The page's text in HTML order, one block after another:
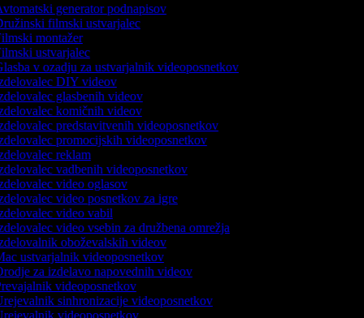
generator podnapisov
filmski ustvarjalec
montažer
ustvarjalec
v ozadju za ustvarjalnik videoposnetkov
DIY videov
glasbenih videov
komičnih videov
predstavitvenih videoposnetkov
promocijskih videoposnetkov
reklam
vadbenih videoposnetkov
video oglasov
video posnetkov za igre
video vabil
video vsebin za družbena omrežja
oboževalskih videov
ustvarjalnik videoposnetkov
za izdelavo napovednih videov
videoposnetkov
sinhronizacije videoposnetkov
videoposnetkov